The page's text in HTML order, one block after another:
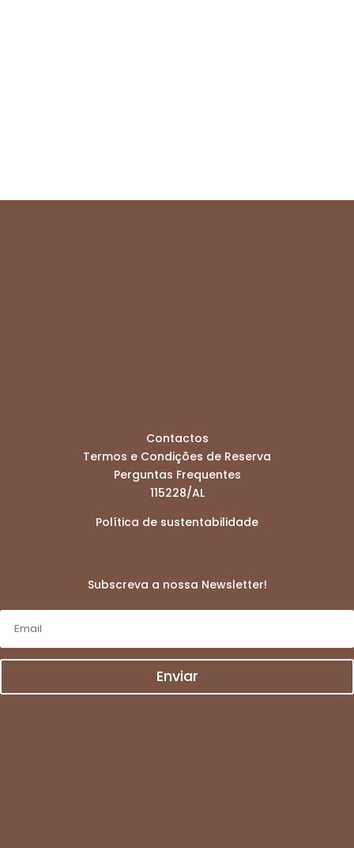
Contactos
Termos e Condições de Reserva
Perguntas Frequentes
115228/AL
Política de sustentabilidade
Subscreva a nossa Newsletter!
Enviar